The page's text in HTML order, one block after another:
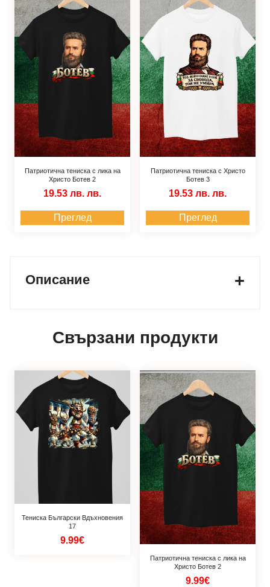
Патриотична тениска с лика на
Христо Ботев 2
19.53 лв. лв.
Преглед
Патриотична тениска с Христо
Ботев 3
19.53 лв. лв.
Преглед
Описание
Свързани продукти
Тениска Български Вдъхновения
17
9.99€
Патриотична тениска с лика на
Христо Ботев 2
9.99€